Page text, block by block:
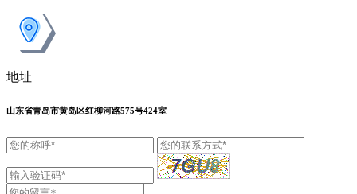
地址
山东省青岛市黄岛区红柳河路575号424室